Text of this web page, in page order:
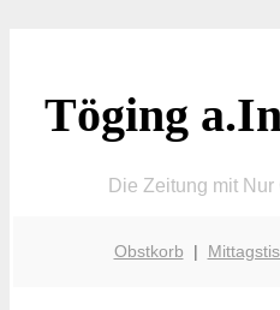
Töging
Die Zeitung mit
Obstkorb |